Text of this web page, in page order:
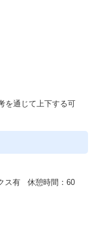
を通じて上下する可
ス有 休憩時間：60